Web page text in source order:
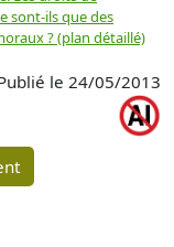
sont-ils que des
? (plan détaillé)
le 24/05/2013